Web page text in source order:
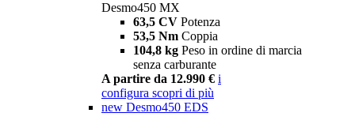
Desmo450 MX
63,5 CV Potenza
53,5 Nm Coppia
104,8 kg Peso in ordine di marcia
senza carburante
A partire da 12.990 € i
configura scopri di più
new Desmo450 EDS